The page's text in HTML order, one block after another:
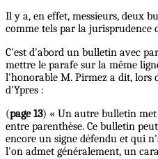
Il y a, en effet, messieurs, deux
comme tels par la jurisprudence
C'est d'abord un bulletin avec
mettre le parafe sur la même
l'honorable M. Pirmez a dit, lors
d'Ypres :
(page 13) « Un autre bulletin met
entre parenthèse. Ce bulletin
encore un signe défendu et qui
l'on admet généralement, un